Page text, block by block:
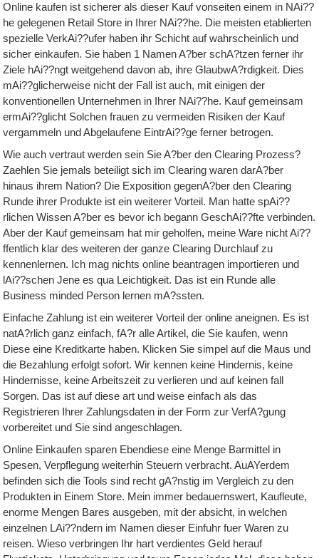
Online kaufen ist sicherer als dieser Kauf vonseiten einem in NAi??
he gelegenen Retail Store in Ihrer NAi??he. Die meisten etablierten
spezielle VerkAi??ufer haben ihr Schicht auf wahrscheinlich und
sicher einkaufen. Sie haben 1 Namen A?ber schA?tzen ferner ihr
Ziele hAi??ngt weitgehend davon ab, ihre GlaubwA?rdigkeit. Dies
mAi??glicherweise nicht der Fall ist auch, mit einigen der
konventionellen Unternehmen in Ihrer NAi??he. Kauf gemeinsam
ermAi??glicht Solchen frauen zu vermeiden Risiken der Kauf
vergammeln und Abgelaufene EintrAi??ge ferner betrogen.
Wie auch vertraut werden sein Sie A?ber den Clearing Prozess?
Zaehlen Sie jemals beteiligt sich im Clearing waren darA?ber
hinaus ihrem Nation? Die Exposition gegenA?ber den Clearing
Runde ihrer Produkte ist ein weiterer Vorteil. Man hatte spAi??
rlichen Wissen A?ber es bevor ich begann GeschAi??fte verbinden.
Aber der Kauf gemeinsam hat mir geholfen, meine Ware nicht Ai??
ffentlich klar des weiteren der ganze Clearing Durchlauf zu
kennenlernen. Ich mag nichts online beantragen importieren und
lAi??schen Jene es qua Leichtigkeit. Das ist ein Runde alle
Business minded Person lernen mA?ssten.
Einfache Zahlung ist ein weiterer Vorteil der online aneignen. Es ist
natA?rlich ganz einfach, fA?r alle Artikel, die Sie kaufen, wenn
Diese eine Kreditkarte haben. Klicken Sie simpel auf die Maus und
die Bezahlung erfolgt sofort. Wir kennen keine Hindernis, keine
Hindernisse, keine Arbeitszeit zu verlieren und auf keinen fall
Sorgen. Das ist auf diese art und weise einfach als das
Registrieren Ihrer Zahlungsdaten in der Form zur VerfA?gung
vorbereitet und Sie sind angeschlagen.
Online Einkaufen sparen Ebendiese eine Menge Barmittel in
Spesen, Verpflegung weiterhin Steuern verbracht. AuAYerdem
befinden sich die Tools sind recht gA?nstig im Vergleich zu den
Produkten in Einem Store. Mein immer bedauernswert, Kaufleute,
enorme Mengen Bares ausgeben, mit der absicht, in welchen
einzelnen LAi??ndern im Namen dieser Einfuhr fuer Waren zu
reisen. Wieso verbringen Ihr hart verdientes Geld herauf